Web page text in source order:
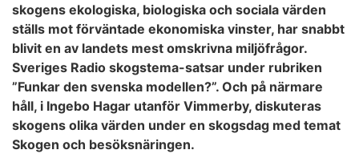
skogens ekologiska, biologiska och sociala värden
ställs mot förväntade ekonomiska vinster, har snabbt
blivit en av landets mest omskrivna miljöfrågor.
Sveriges Radio skogstema-satsar under rubriken
”Funkar den svenska modellen?”. Och på närmare
håll, i Ingebo Hagar utanför Vimmerby, diskuteras
skogens olika värden under en skogsdag med temat
Skogen och besöksnäringen.